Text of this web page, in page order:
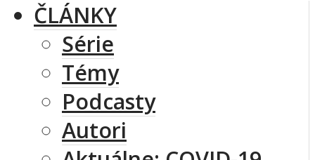
ČLÁNKY
Série
Témy
Podcasty
Autori